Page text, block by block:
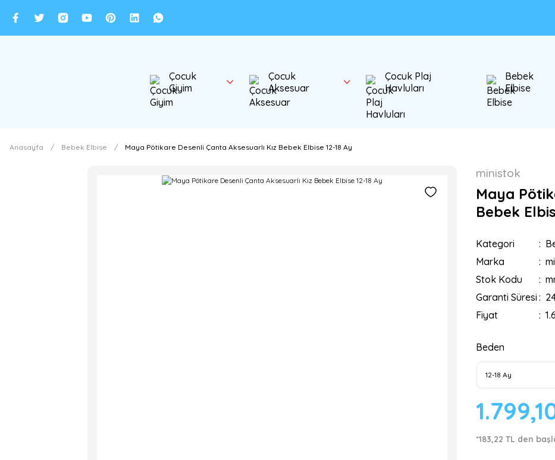
Çocuk
Giyim
Çocuk
Aksesuar
Çocuk Plaj
Havluları
Bebek
Elbise
Anasayfa Bebek Elbise Maya Pötikare Desenli Çanta Aksesuarlı Kız Bebek Elbise 12-18 Ay
ministok
Maya
Bebek
Kategori
Marka
Stok Kodu
Garanti Süresi
Fiyat
Beden
*183,22 TL den